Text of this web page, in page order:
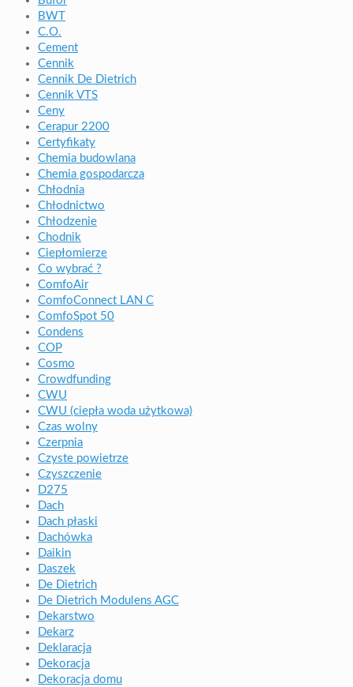
BWT
C.O.
Cement
Cennik
Cennik De Dietrich
Cennik VTS
Ceny
Cerapur 2200
Certyfikaty
Chemia budowlana
Chemia gospodarcza
Chłodnia
Chłodnictwo
Chłodzenie
Chodnik
Ciepłomierze
Co wybrać ?
ComfoAir
ComfoConnect LAN C
ComfoSpot 50
Condens
COP
Cosmo
Crowdfunding
CWU
CWU (ciepła woda użytkowa)
Czas wolny
Czerpnia
Czyste powietrze
Czyszczenie
D275
Dach
Dach płaski
Dachówka
Daikin
Daszek
De Dietrich
De Dietrich Modulens AGC
Dekarstwo
Dekarz
Deklaracja
Dekoracja
Dekoracja domu